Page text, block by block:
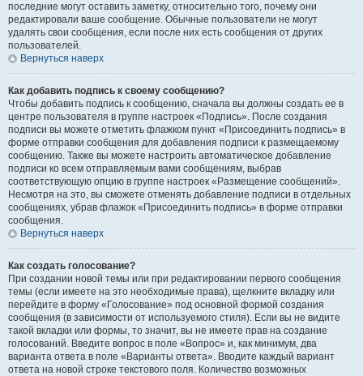
последние могут оставить заметку, относительно того, почему они
редактировали ваше сообщение. Обычные пользователи не могут
удалять свои сообщения, если после них есть сообщения от других
пользователей.
Вернуться наверх
Как добавить подпись к своему сообщению?
Чтобы добавить подпись к сообщению, сначала вы должны создать ее в
центре пользователя в группе настроек «Подпись». После создания
подписи вы можете отметить флажком пункт «Присоединить подпись» в
форме отправки сообщения для добавления подписи к размещаемому
сообщению. Также вы можете настроить автоматическое добавление
подписи ко всем отправляемым вами сообщениям, выбрав
соответствующую опцию в группе настроек «Размещение сообщений».
Несмотря на это, вы сможете отменять добавление подписи в отдельных
сообщениях, убрав флажок «Присоединить подпись» в форме отправки
сообщения.
Вернуться наверх
Как создать голосование?
При создании новой темы или при редактировании первого сообщения
темы (если имеете на это необходимые права), щелкните вкладку или
перейдите в форму «Голосование» под основной формой создания
сообщения (в зависимости от используемого стиля). Если вы не видите
такой вкладки или формы, то значит, вы не имеете прав на создание
голосований. Введите вопрос в поле «Вопрос» и, как минимум, два
варианта ответа в поле «Варианты ответа». Вводите каждый вариант
ответа на новой строке текстового поля. Количество возможных